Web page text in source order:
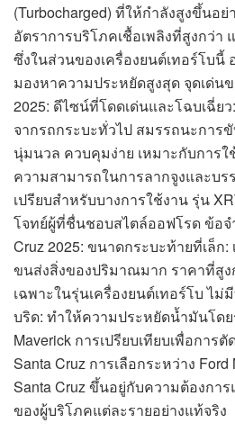
(Turbocharged) ที่ให้กำลังสูงขึ้นอ
อัตราการบริโภคเชื้อเพลิงที่สูงกว่า
ซึ่งในส่วนของเครื่องยนต์เทอร์โบนี้
มองหาความประหยัดสูงสุด จุดเด่นข
2025: ดีไซน์ที่โดดเด่นและโฉบเฉี่ย
จากรถกระบะทั่วไป สมรรถนะการ
นุ่มนวล ควบคุมง่าย เหมาะกับการ
ความสามารถในการลากจูงและบ
เปรียบสำหรับบางการใช้งาน รุ่น
โจทย์ผู้ที่ชื่นชอบสไตล์ออฟโรด ข้อจ
Cruz 2025: ขนาดกระบะท้ายที่เล็ก
ขนส่งสิ่งของปริมาณมาก ราคาที่สูง
เฉพาะในรุ่นเครื่องยนต์เทอร์โบ ไม่
บริด: ทำให้ความประหยัดน้ำมันโดย
Maverick การเปรียบเทียบเพื่อการตั
Santa Cruz การเลือกระหว่าง
Santa Cruz ขึ้นอยู่กับความต้องกา
ของผู้บริโภคแต่ละรายอย่างแท้จริง